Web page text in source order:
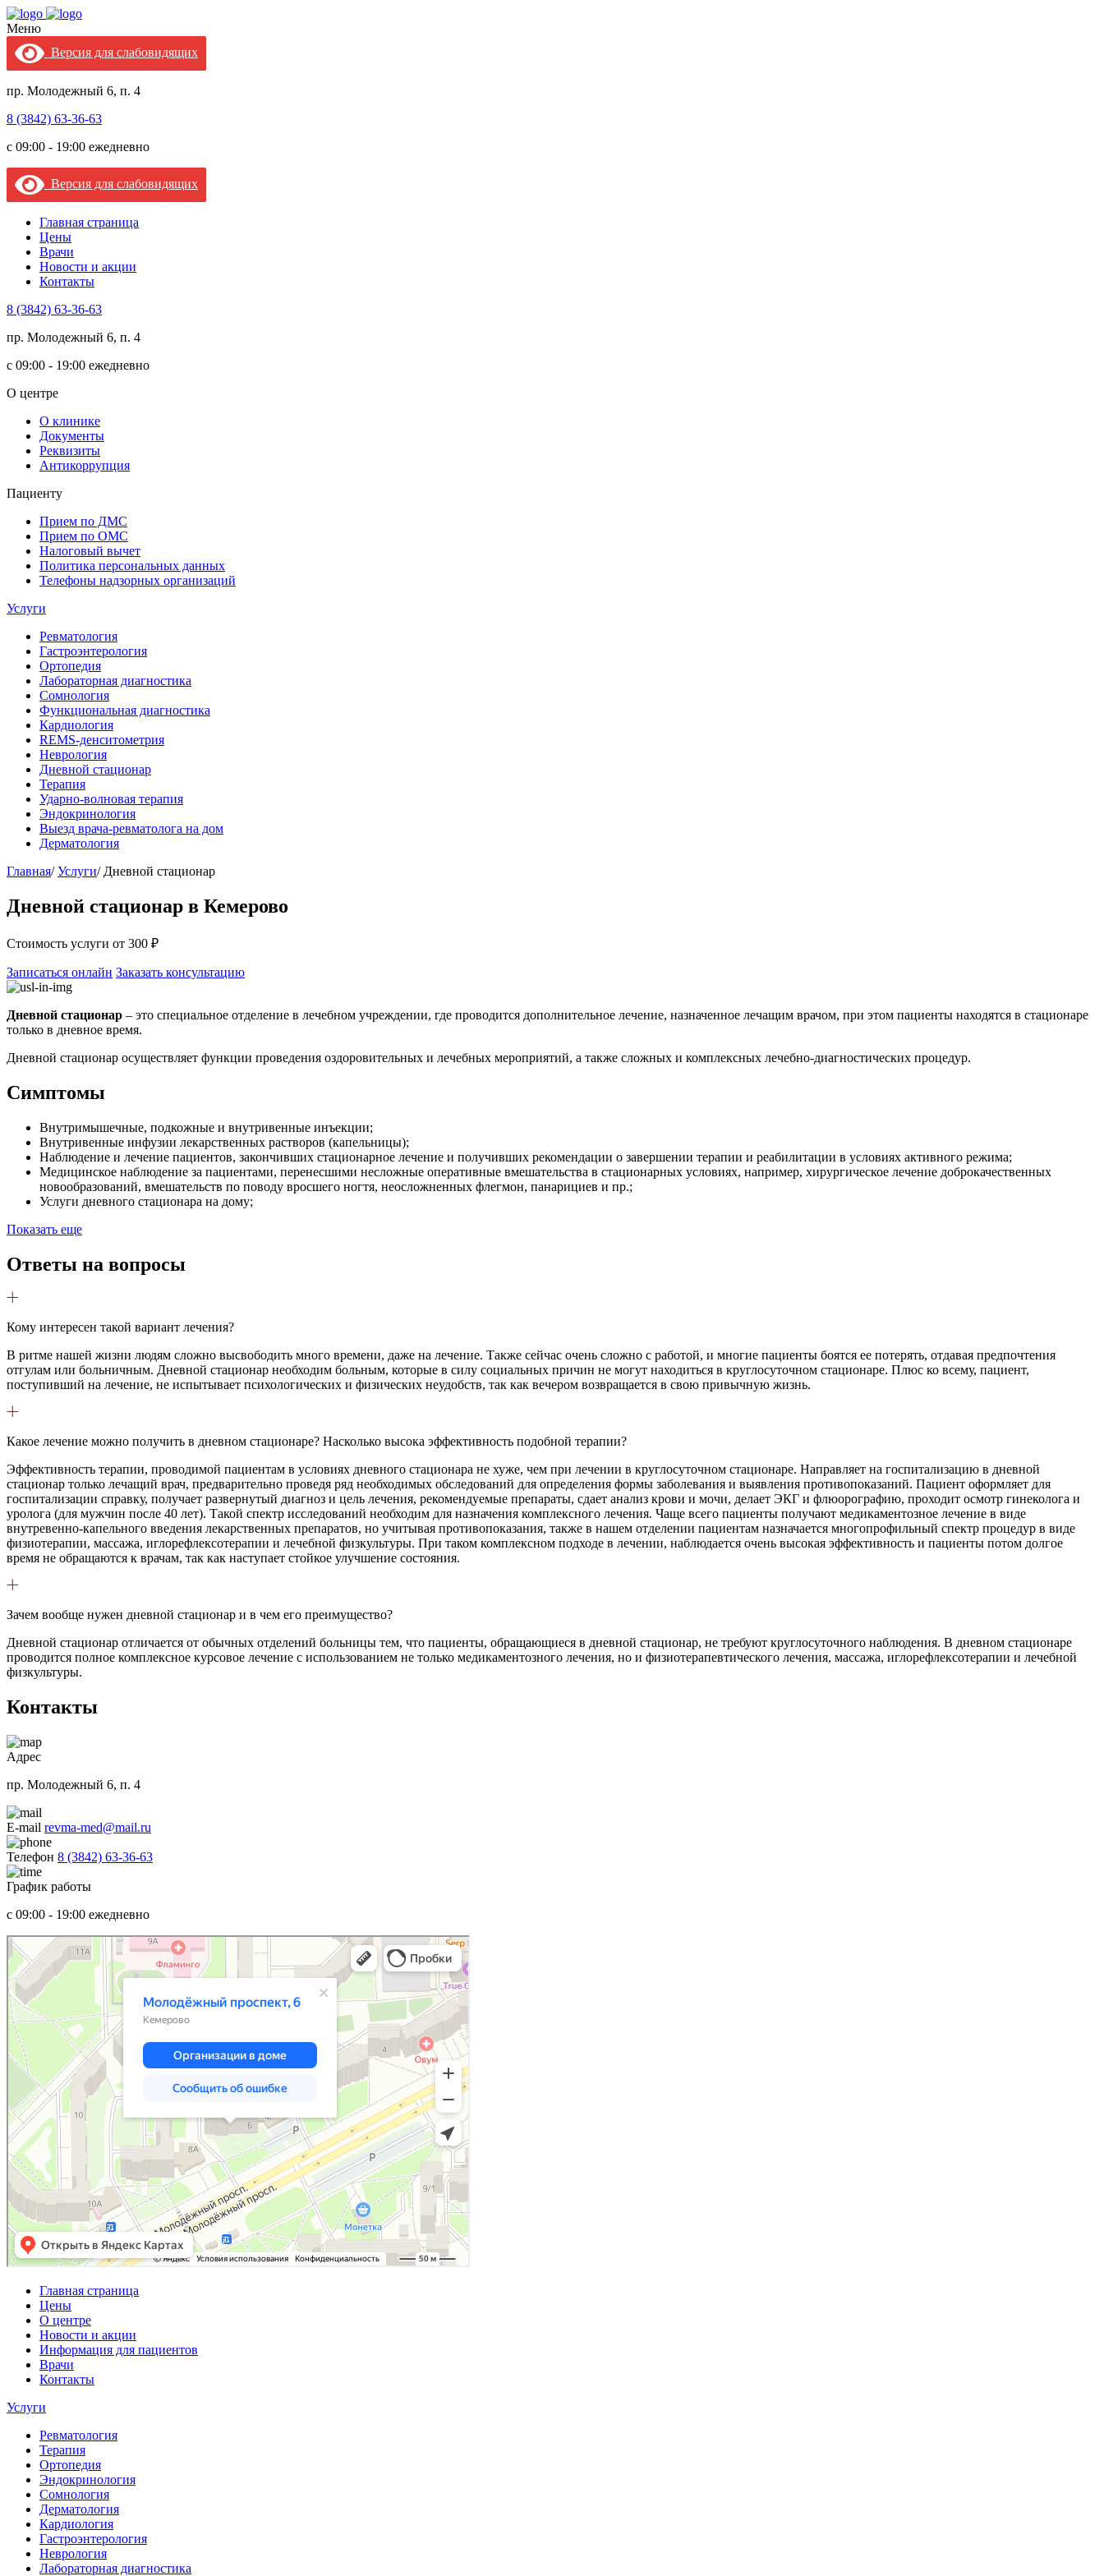
Меню
Версия для слабовидящих
пр. Молодежный 6, п. 4
8 (3842) 63-36-63
c 09:00 - 19:00 ежедневно
Версия для слабовидящих
Главная страница
Цены
Врачи
Новости и акции
Контакты
8 (3842) 63-36-63
пр. Молодежный 6, п. 4
c 09:00 - 19:00 ежедневно
О центре
О клинике
Документы
Реквизиты
Антикоррупция
Пациенту
Прием по ДМС
Прием по ОМС
Налоговый вычет
Политика персональных данных
Телефоны надзорных организаций
Услуги
Ревматология
Гастроэнтерология
Ортопедия
Лабораторная диагностика
Сомнология
Функциональная диагностика
Кардиология
REMS-денситометрия
Неврология
Дневной стационар
Терапия
Ударно-волновая терапия
Эндокринология
Выезд врача-ревматолога на дом
Дерматология
Главная/ Услуги/ Дневной стационар
Дневной стационар в Кемерово
Стоимость услуги от 300 ₽
Записаться онлайн Заказать консультацию
Дневной стационар – это специальное отделение в лечебном учреждении, где проводится дополнительное лечение, назначенное лечащим врачом, при этом пациенты находятся в стационаре
только в дневное время.
Дневной стационар осуществляет функции проведения оздоровительных и лечебных мероприятий, а также сложных и комплексных лечебно-диагностических процедур.
Симптомы
Внутримышечные, подкожные и внутривенные инъекции;
Внутривенные инфузии лекарственных растворов (капельницы);
Наблюдение и лечение пациентов, закончивших стационарное лечение и получивших рекомендации о завершении терапии и реабилитации в условиях активного режима;
Медицинское наблюдение за пациентами, перенесшими несложные оперативные вмешательства в стационарных условиях, например, хирургическое лечение доброкачественных
новообразований, вмешательств по поводу вросшего ногтя, неосложненных флегмон, панарициев и пр.;
Услуги дневного стационара на дому;
Показать еще
Ответы на вопросы
Кому интересен такой вариант лечения?
В ритме нашей жизни людям сложно высвободить много времени, даже на лечение. Также сейчас очень сложно с работой, и многие пациенты боятся ее потерять, отдавая предпочтения
отгулам или больничным. Дневной стационар необходим больным, которые в силу социальных причин не могут находиться в круглосуточном стационаре. Плюс ко всему, пациент,
поступивший на лечение, не испытывает психологических и физических неудобств, так как вечером возвращается в свою привычную жизнь.
Какое лечение можно получить в дневном стационаре? Насколько высока эффективность подобной терапии?
Эффективность терапии, проводимой пациентам в условиях дневного стационара не хуже, чем при лечении в круглосуточном стационаре. Направляет на госпитализацию в дневной
стационар только лечащий врач, предварительно проведя ряд необходимых обследований для определения формы заболевания и выявления противопоказаний. Пациент оформляет для
госпитализации справку, получает развернутый диагноз и цель лечения, рекомендуемые препараты, сдает анализ крови и мочи, делает ЭКГ и флюорографию, проходит осмотр гинеколога и
уролога (для мужчин после 40 лет). Такой спектр исследований необходим для назначения комплексного лечения. Чаще всего пациенты получают медикаментозное лечение в виде
внутревенно-капельного введения лекарственных препаратов, но учитывая противопоказания, также в нашем отделении пациентам назначается многопрофильный спектр процедур в виде
физиотерапии, массажа, иглорефлексотерапии и лечебной физкультуры. При таком комплексном подходе в лечении, наблюдается очень высокая эффективность и пациенты потом долгое
время не обращаются к врачам, так как наступает стойкое улучшение состояния.
Зачем вообще нужен дневной стационар и в чем его преимущество?
Дневной стационар отличается от обычных отделений больницы тем, что пациенты, обращающиеся в дневной стационар, не требуют круглосуточного наблюдения. В дневном стационаре
проводится полное комплексное курсовое лечение с использованием не только медикаментозного лечения, но и физиотерапевтического лечения, массажа, иглорефлексотерапии и лечебной
физкультуры.
Контакты
Адрес
пр. Молодежный 6, п. 4
E-mail revma-med@mail.ru
Телефон 8 (3842) 63-36-63
График работы
c 09:00 - 19:00 ежедневно
Главная страница
Цены
О центре
Новости и акции
Информация для пациентов
Врачи
Контакты
Услуги
Ревматология
Терапия
Ортопедия
Эндокринология
Сомнология
Дерматология
Кардиология
Гастроэнтерология
Неврология
Лабораторная диагностика